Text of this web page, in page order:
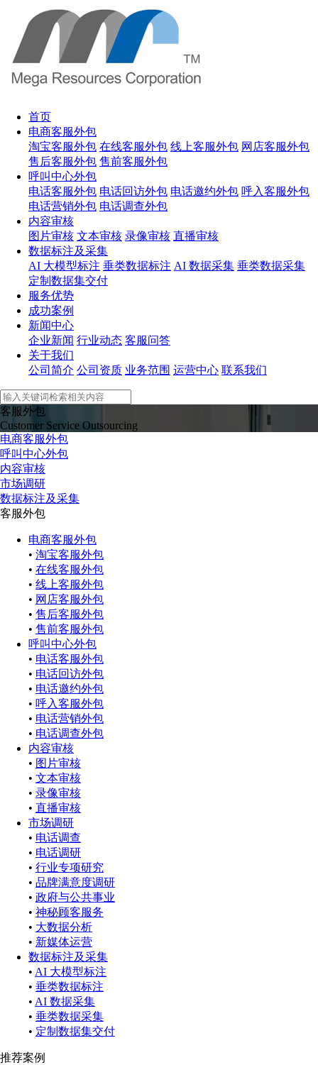
首页
电商客服外包
淘宝客服外包 在线客服外包 线上客服外包 网店客服外包
售后客服外包 售前客服外包
呼叫中心外包
电话客服外包 电话回访外包 电话邀约外包 呼入客服外包
电话营销外包 电话调查外包
内容审核
图片审核 文本审核 录像审核 直播审核
数据标注及采集
AI 大模型标注 垂类数据标注 AI 数据采集 垂类数据采集
定制数据集交付
服务优势
成功案例
新闻中心
企业新闻 行业动态 客服问答
关于我们
公司简介 公司资质 业务范围 运营中心 联系我们
客服外包
Customer Service Outsourcing
电商客服外包
呼叫中心外包
内容审核
市场调研
数据标注及采集
客服外包
电商客服外包
• 淘宝客服外包
• 在线客服外包
• 线上客服外包
• 网店客服外包
• 售后客服外包
• 售前客服外包
呼叫中心外包
• 电话客服外包
• 电话回访外包
• 电话邀约外包
• 呼入客服外包
• 电话营销外包
• 电话调查外包
内容审核
• 图片审核
• 文本审核
• 录像审核
• 直播审核
市场调研
• 电话调查
• 电话调研
• 行业专项研究
• 品牌满意度调研
• 政府与公共事业
• 神秘顾客服务
• 大数据分析
• 新媒体运营
数据标注及采集
• AI 大模型标注
• 垂类数据标注
• AI 数据采集
• 垂类数据采集
• 定制数据集交付
推荐案例